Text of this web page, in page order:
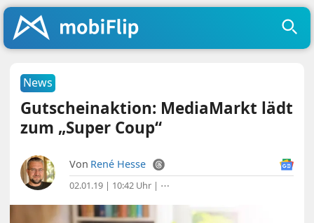
News
Gutscheinaktion: MediaMarkt lädt
zum „Super Coup“
Von René Hesse
02.01.19 | 10:42 Uhr | ⋯